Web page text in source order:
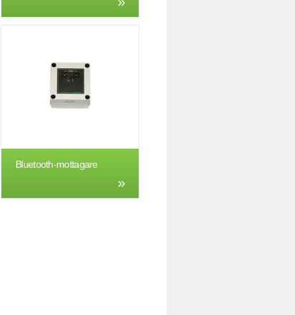
Bluetooth-mottagare